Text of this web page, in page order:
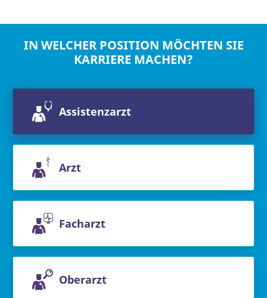
IN WELCHER POSITION MÖCHTEN SIE
KARRIERE MACHEN?
Assistenzarzt
Arzt
Facharzt
Oberarzt